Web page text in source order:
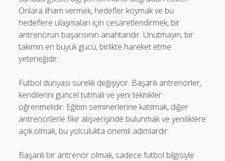
Onlara ilham vermek, hedefler koymak ve bu
hedeflere ulaşmaları için cesaretlendirmek, bir
antrenörün başarısının anahtarıdır. Unutmayın, bir
takımın en büyük gücü, birlikte hareket etme
yeteneğidir.
Futbol dünyası sürekli değişiyor. Başarılı antrenörler,
kendilerini güncel tutmalı ve yeni teknikler
öğrenmelidir. Eğitim seminerlerine katılmak, diğer
antrenörlerle fikir alışverişinde bulunmak ve yeniliklere
açık olmak, bu yolculukta önemli adımlardır.
Başarılı bir antrenör olmak, sadece futbol bilgisiyle